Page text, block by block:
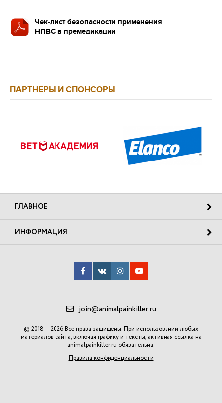
Чек-лист безопасности применения
НПВС в премедикации
ПАРТНЕРЫ И СПОНСОРЫ
ГЛАВНОЕ
ИНФОРМАЦИЯ
join@animalpainkiller.ru
© 2018 — 2026 Все права защищены. При использовании любых
материалов сайта, включая графику и тексты, активная ссылка на
animalpainkiller.ru обязательна.
Правила конфиденциальности